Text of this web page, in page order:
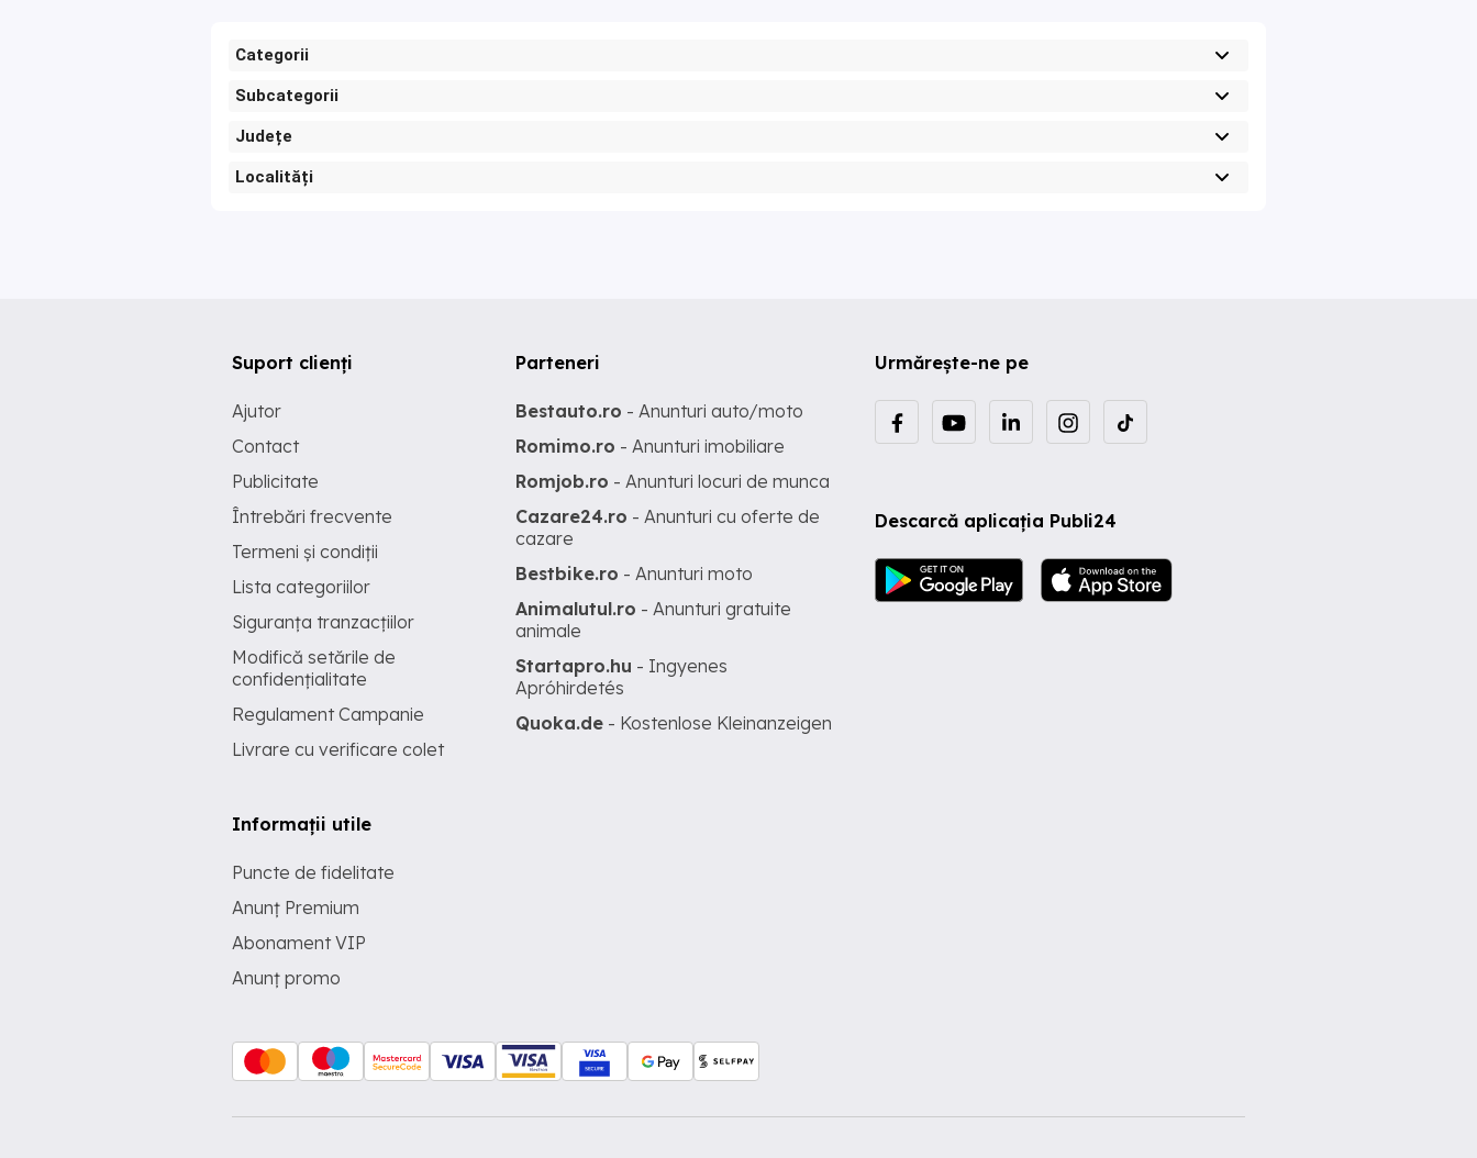
Categorii
Subcategorii
Județe
Localități
Urmărește-ne pe
Descarcă aplicația Publi24
Suport clienți
Ajutor
Contact
Publicitate
Întrebări frecvente
Termeni și condiții
Lista categoriilor
Siguranța tranzacțiilor
Modifică setările de
confidențialitate
Regulament Campanie
Livrare cu verificare colet
Informații utile
Puncte de fidelitate
Anunț Premium
Abonament VIP
Anunț promo
Parteneri
Bestauto.ro - Anunturi auto/moto
Romimo.ro - Anunturi imobiliare
Romjob.ro - Anunturi locuri de munca
Cazare24.ro - Anunturi cu oferte de
cazare
Bestbike.ro - Anunturi moto
Animalutul.ro - Anunturi gratuite
animale
Startapro.hu - Ingyenes
Apróhirdetés
Quoka.de - Kostenlose Kleinanzeigen